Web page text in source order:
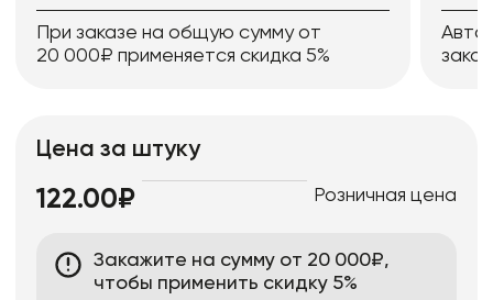
При заказе на общую сумму от
20 000₽ применяется скидка 5%
Цена за штуку
122.00₽ Розничная цена
Закажите на сумму от 20 000₽,
чтобы применить скидку 5%